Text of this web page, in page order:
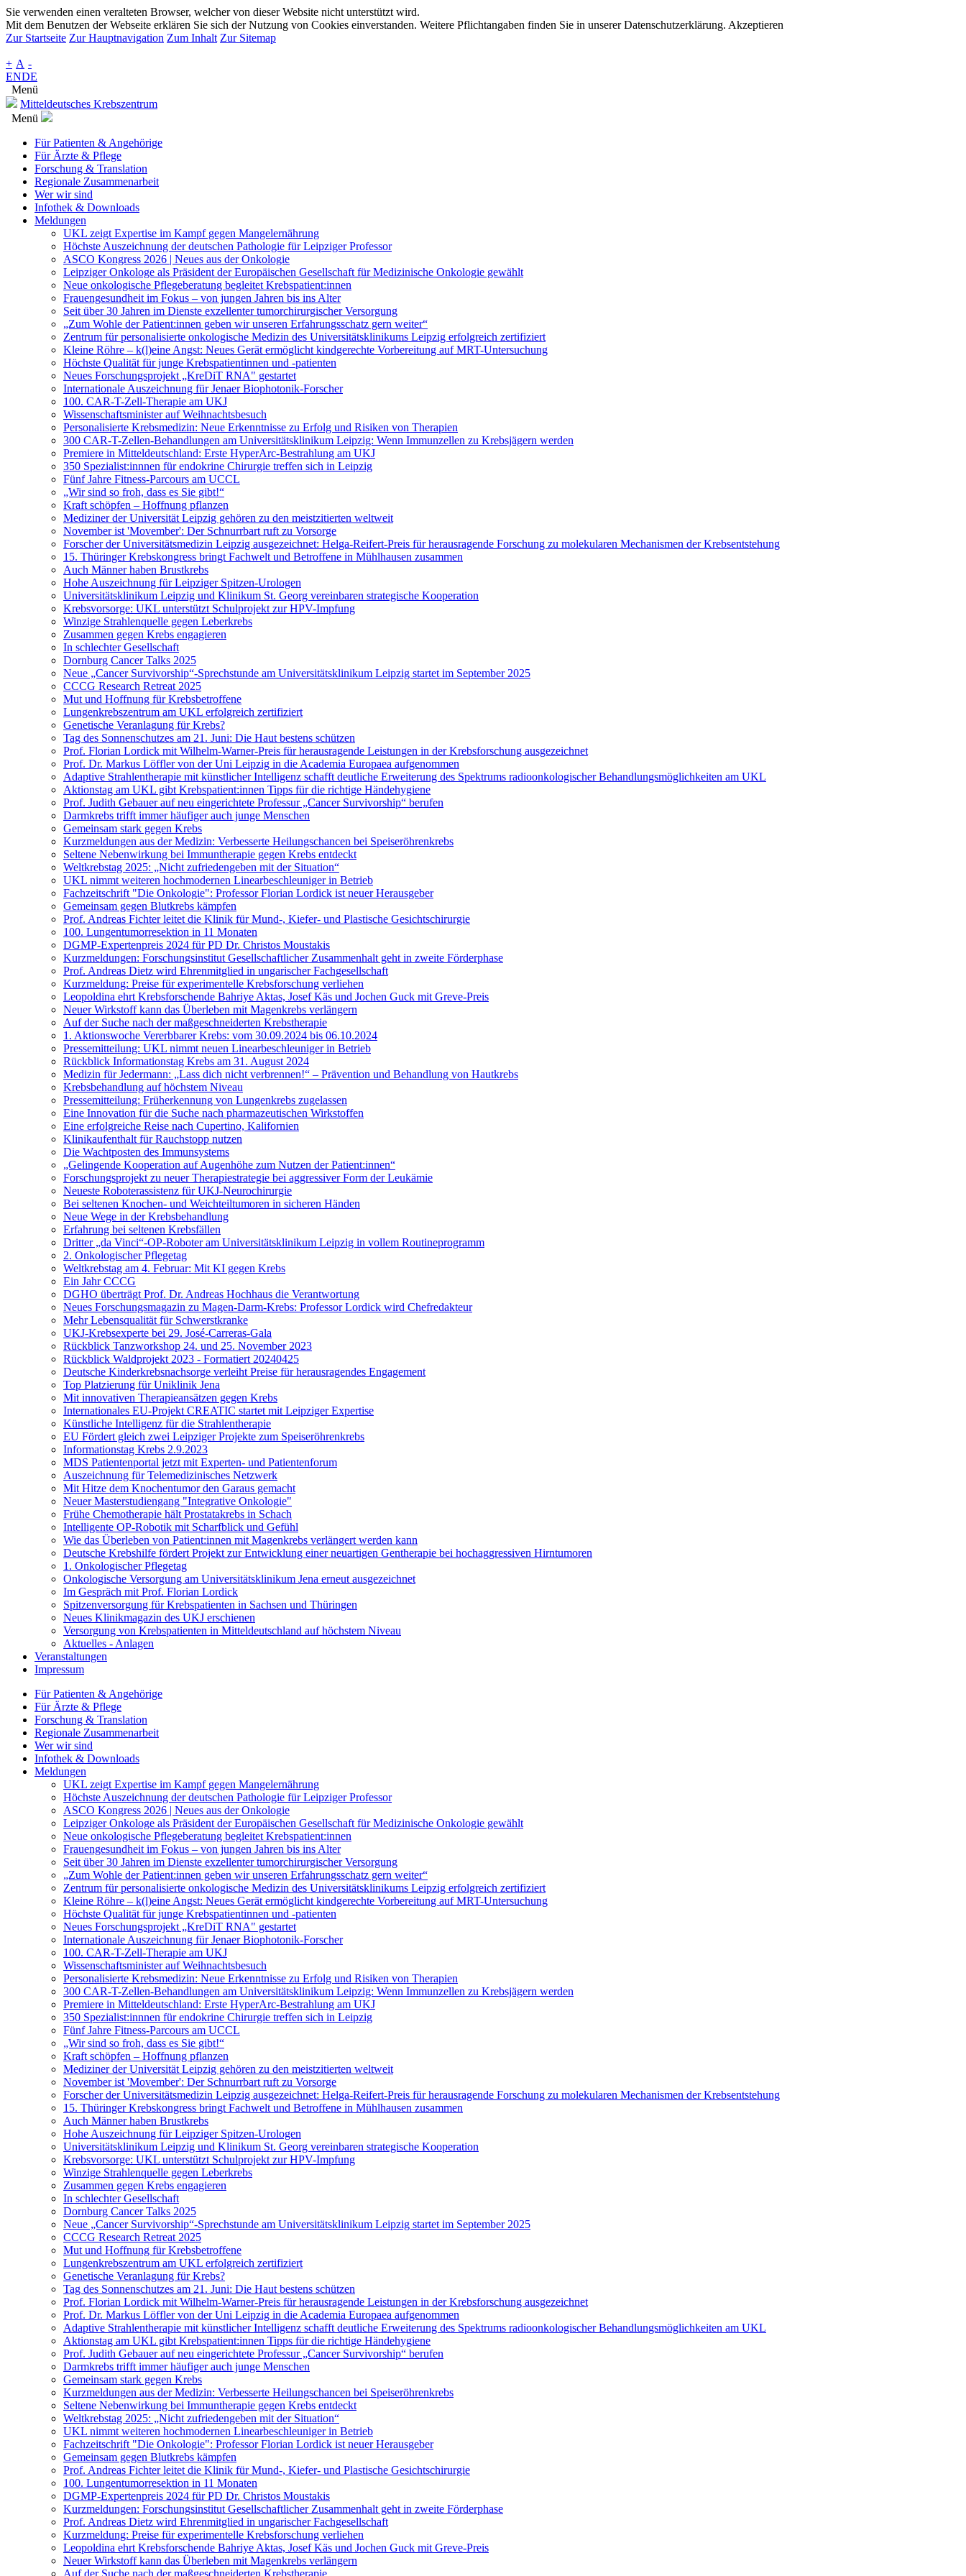
Sie verwenden einen veralteten Browser, welcher von dieser Website nicht unterstützt wird.
Mit dem Benutzen der Webseite erklären Sie sich der Nutzung von Cookies einverstanden. Weitere Pflichtangaben finden Sie in unserer Datenschutzerklärung. Akzeptieren
Zur Startseite Zur Hauptnavigation Zum Inhalt Zur Sitemap
+ A -
ENDE
Menü
Mitteldeutsches Krebszentrum
Menü
Für Patienten & Angehörige
Für Ärzte & Pflege
Forschung & Translation
Regionale Zusammenarbeit
Wer wir sind
Infothek & Downloads
Meldungen
UKL zeigt Expertise im Kampf gegen Mangelernährung
Höchste Auszeichnung der deutschen Pathologie für Leipziger Professor
ASCO Kongress 2026 | Neues aus der Onkologie
Leipziger Onkologe als Präsident der Europäischen Gesellschaft für Medizinische Onkologie gewählt
Neue onkologische Pflegeberatung begleitet Krebspatient:innen
Frauengesundheit im Fokus – von jungen Jahren bis ins Alter
Seit über 30 Jahren im Dienste exzellenter tumorchirurgischer Versorgung
„Zum Wohle der Patient:innen geben wir unseren Erfahrungsschatz gern weiter“
Zentrum für personalisierte onkologische Medizin des Universitätsklinikums Leipzig erfolgreich zertifiziert
Kleine Röhre – k(l)eine Angst: Neues Gerät ermöglicht kindgerechte Vorbereitung auf MRT-Untersuchung
Höchste Qualität für junge Krebspatientinnen und -patienten
Neues Forschungsprojekt „KreDiT RNA" gestartet
Internationale Auszeichnung für Jenaer Biophotonik-Forscher
100. CAR-T-Zell-Therapie am UKJ
Wissenschaftsminister auf Weihnachtsbesuch
Personalisierte Krebsmedizin: Neue Erkenntnisse zu Erfolg und Risiken von Therapien
300 CAR-T-Zellen-Behandlungen am Universitätsklinikum Leipzig: Wenn Immunzellen zu Krebsjägern werden
Premiere in Mitteldeutschland: Erste HyperArc-Bestrahlung am UKJ
350 Spezialist:innnen für endokrine Chirurgie treffen sich in Leipzig
Fünf Jahre Fitness-Parcours am UCCL
„Wir sind so froh, dass es Sie gibt!“
Kraft schöpfen – Hoffnung pflanzen
Mediziner der Universität Leipzig gehören zu den meistzitierten weltweit
November ist 'Movember': Der Schnurrbart ruft zu Vorsorge
Forscher der Universitätsmedizin Leipzig ausgezeichnet: Helga-Reifert-Preis für herausragende Forschung zu molekularen Mechanismen der Krebsentstehung
15. Thüringer Krebskongress bringt Fachwelt und Betroffene in Mühlhausen zusammen
Auch Männer haben Brustkrebs
Hohe Auszeichnung für Leipziger Spitzen-Urologen
Universitätsklinikum Leipzig und Klinikum St. Georg vereinbaren strategische Kooperation
Krebsvorsorge: UKL unterstützt Schulprojekt zur HPV-Impfung
Winzige Strahlenquelle gegen Leberkrebs
Zusammen gegen Krebs engagieren
In schlechter Gesellschaft
Dornburg Cancer Talks 2025
Neue „Cancer Survivorship“-Sprechstunde am Universitätsklinikum Leipzig startet im September 2025
CCCG Research Retreat 2025
Mut und Hoffnung für Krebsbetroffene
Lungenkrebszentrum am UKL erfolgreich zertifiziert
Genetische Veranlagung für Krebs?
Tag des Sonnenschutzes am 21. Juni: Die Haut bestens schützen
Prof. Florian Lordick mit Wilhelm-Warner-Preis für herausragende Leistungen in der Krebsforschung ausgezeichnet
Prof. Dr. Markus Löffler von der Uni Leipzig in die Academia Europaea aufgenommen
Adaptive Strahlentherapie mit künstlicher Intelligenz schafft deutliche Erweiterung des Spektrums radioonkologischer Behandlungsmöglichkeiten am UKL
Aktionstag am UKL gibt Krebspatient:innen Tipps für die richtige Händehygiene
Prof. Judith Gebauer auf neu eingerichtete Professur „Cancer Survivorship“ berufen
Darmkrebs trifft immer häufiger auch junge Menschen
Gemeinsam stark gegen Krebs
Kurzmeldungen aus der Medizin: Verbesserte Heilungschancen bei Speiseröhrenkrebs
Seltene Nebenwirkung bei Immuntherapie gegen Krebs entdeckt
Weltkrebstag 2025: „Nicht zufriedengeben mit der Situation“
UKL nimmt weiteren hochmodernen Linearbeschleuniger in Betrieb
Fachzeitschrift "Die Onkologie": Professor Florian Lordick ist neuer Herausgeber
Gemeinsam gegen Blutkrebs kämpfen
Prof. Andreas Fichter leitet die Klinik für Mund-, Kiefer- und Plastische Gesichtschirurgie
100. Lungentumorresektion in 11 Monaten
DGMP-Expertenpreis 2024 für PD Dr. Christos Moustakis
Kurzmeldungen: Forschungsinstitut Gesellschaftlicher Zusammenhalt geht in zweite Förderphase
Prof. Andreas Dietz wird Ehrenmitglied in ungarischer Fachgesellschaft
Kurzmeldung: Preise für experimentelle Krebsforschung verliehen
Leopoldina ehrt Krebsforschende Bahriye Aktas, Josef Käs und Jochen Guck mit Greve-Preis
Neuer Wirkstoff kann das Überleben mit Magenkrebs verlängern
Auf der Suche nach der maßgeschneiderten Krebstherapie
1. Aktionswoche Vererbbarer Krebs: vom 30.09.2024 bis 06.10.2024
Pressemitteilung: UKL nimmt neuen Linearbeschleuniger in Betrieb
Rückblick Informationstag Krebs am 31. August 2024
Medizin für Jedermann: „Lass dich nicht verbrennen!“ – Prävention und Behandlung von Hautkrebs
Krebsbehandlung auf höchstem Niveau
Pressemitteilung: Früherkennung von Lungenkrebs zugelassen
Eine Innovation für die Suche nach pharmazeutischen Wirkstoffen
Eine erfolgreiche Reise nach Cupertino, Kalifornien
Klinikaufenthalt für Rauchstopp nutzen
Die Wachtposten des Immunsystems
„Gelingende Kooperation auf Augenhöhe zum Nutzen der Patient:innen“
Forschungsprojekt zu neuer Therapiestrategie bei aggressiver Form der Leukämie
Neueste Roboterassistenz für UKJ-Neurochirurgie
Bei seltenen Knochen- und Weichteiltumoren in sicheren Händen
Neue Wege in der Krebsbehandlung
Erfahrung bei seltenen Krebsfällen
Dritter „da Vinci“-OP-Roboter am Universitätsklinikum Leipzig in vollem Routineprogramm
2. Onkologischer Pflegetag
Weltkrebstag am 4. Februar: Mit KI gegen Krebs
Ein Jahr CCCG
DGHO überträgt Prof. Dr. Andreas Hochhaus die Verantwortung
Neues Forschungsmagazin zu Magen-Darm-Krebs: Professor Lordick wird Chefredakteur
Mehr Lebensqualität für Schwerstkranke
UKJ-Krebsexperte bei 29. José-Carreras-Gala
Rückblick Tanzworkshop 24. und 25. November 2023
Rückblick Waldprojekt 2023 - Formatiert 20240425
Deutsche Kinderkrebsnachsorge verleiht Preise für herausragendes Engagement
Top Platzierung für Uniklinik Jena
Mit innovativen Therapieansätzen gegen Krebs
Internationales EU-Projekt CREATIC startet mit Leipziger Expertise
Künstliche Intelligenz für die Strahlentherapie
EU Fördert gleich zwei Leipziger Projekte zum Speiseröhrenkrebs
Informationstag Krebs 2.9.2023
MDS Patientenportal jetzt mit Experten- und Patientenforum
Auszeichnung für Telemedizinisches Netzwerk
Mit Hitze dem Knochentumor den Garaus gemacht
Neuer Masterstudiengang "Integrative Onkologie"
Frühe Chemotherapie hält Prostatakrebs in Schach
Intelligente OP-Robotik mit Scharfblick und Gefühl
Wie das Überleben von Patient:innen mit Magenkrebs verlängert werden kann
Deutsche Krebshilfe fördert Projekt zur Entwicklung einer neuartigen Gentherapie bei hochaggressiven Hirntumoren
1. Onkologischer Pflegetag
Onkologische Versorgung am Universitätsklinikum Jena erneut ausgezeichnet
Im Gespräch mit Prof. Florian Lordick
Spitzenversorgung für Krebspatienten in Sachsen und Thüringen
Neues Klinikmagazin des UKJ erschienen
Versorgung von Krebspatienten in Mitteldeutschland auf höchstem Niveau
Aktuelles - Anlagen
Veranstaltungen
Impressum
Für Patienten & Angehörige
Für Ärzte & Pflege
Forschung & Translation
Regionale Zusammenarbeit
Wer wir sind
Infothek & Downloads
Meldungen
UKL zeigt Expertise im Kampf gegen Mangelernährung
Höchste Auszeichnung der deutschen Pathologie für Leipziger Professor
ASCO Kongress 2026 | Neues aus der Onkologie
Leipziger Onkologe als Präsident der Europäischen Gesellschaft für Medizinische Onkologie gewählt
Neue onkologische Pflegeberatung begleitet Krebspatient:innen
Frauengesundheit im Fokus – von jungen Jahren bis ins Alter
Seit über 30 Jahren im Dienste exzellenter tumorchirurgischer Versorgung
„Zum Wohle der Patient:innen geben wir unseren Erfahrungsschatz gern weiter“
Zentrum für personalisierte onkologische Medizin des Universitätsklinikums Leipzig erfolgreich zertifiziert
Kleine Röhre – k(l)eine Angst: Neues Gerät ermöglicht kindgerechte Vorbereitung auf MRT-Untersuchung
Höchste Qualität für junge Krebspatientinnen und -patienten
Neues Forschungsprojekt „KreDiT RNA" gestartet
Internationale Auszeichnung für Jenaer Biophotonik-Forscher
100. CAR-T-Zell-Therapie am UKJ
Wissenschaftsminister auf Weihnachtsbesuch
Personalisierte Krebsmedizin: Neue Erkenntnisse zu Erfolg und Risiken von Therapien
300 CAR-T-Zellen-Behandlungen am Universitätsklinikum Leipzig: Wenn Immunzellen zu Krebsjägern werden
Premiere in Mitteldeutschland: Erste HyperArc-Bestrahlung am UKJ
350 Spezialist:innnen für endokrine Chirurgie treffen sich in Leipzig
Fünf Jahre Fitness-Parcours am UCCL
„Wir sind so froh, dass es Sie gibt!“
Kraft schöpfen – Hoffnung pflanzen
Mediziner der Universität Leipzig gehören zu den meistzitierten weltweit
November ist 'Movember': Der Schnurrbart ruft zu Vorsorge
Forscher der Universitätsmedizin Leipzig ausgezeichnet: Helga-Reifert-Preis für herausragende Forschung zu molekularen Mechanismen der Krebsentstehung
15. Thüringer Krebskongress bringt Fachwelt und Betroffene in Mühlhausen zusammen
Auch Männer haben Brustkrebs
Hohe Auszeichnung für Leipziger Spitzen-Urologen
Universitätsklinikum Leipzig und Klinikum St. Georg vereinbaren strategische Kooperation
Krebsvorsorge: UKL unterstützt Schulprojekt zur HPV-Impfung
Winzige Strahlenquelle gegen Leberkrebs
Zusammen gegen Krebs engagieren
In schlechter Gesellschaft
Dornburg Cancer Talks 2025
Neue „Cancer Survivorship“-Sprechstunde am Universitätsklinikum Leipzig startet im September 2025
CCCG Research Retreat 2025
Mut und Hoffnung für Krebsbetroffene
Lungenkrebszentrum am UKL erfolgreich zertifiziert
Genetische Veranlagung für Krebs?
Tag des Sonnenschutzes am 21. Juni: Die Haut bestens schützen
Prof. Florian Lordick mit Wilhelm-Warner-Preis für herausragende Leistungen in der Krebsforschung ausgezeichnet
Prof. Dr. Markus Löffler von der Uni Leipzig in die Academia Europaea aufgenommen
Adaptive Strahlentherapie mit künstlicher Intelligenz schafft deutliche Erweiterung des Spektrums radioonkologischer Behandlungsmöglichkeiten am UKL
Aktionstag am UKL gibt Krebspatient:innen Tipps für die richtige Händehygiene
Prof. Judith Gebauer auf neu eingerichtete Professur „Cancer Survivorship“ berufen
Darmkrebs trifft immer häufiger auch junge Menschen
Gemeinsam stark gegen Krebs
Kurzmeldungen aus der Medizin: Verbesserte Heilungschancen bei Speiseröhrenkrebs
Seltene Nebenwirkung bei Immuntherapie gegen Krebs entdeckt
Weltkrebstag 2025: „Nicht zufriedengeben mit der Situation“
UKL nimmt weiteren hochmodernen Linearbeschleuniger in Betrieb
Fachzeitschrift "Die Onkologie": Professor Florian Lordick ist neuer Herausgeber
Gemeinsam gegen Blutkrebs kämpfen
Prof. Andreas Fichter leitet die Klinik für Mund-, Kiefer- und Plastische Gesichtschirurgie
100. Lungentumorresektion in 11 Monaten
DGMP-Expertenpreis 2024 für PD Dr. Christos Moustakis
Kurzmeldungen: Forschungsinstitut Gesellschaftlicher Zusammenhalt geht in zweite Förderphase
Prof. Andreas Dietz wird Ehrenmitglied in ungarischer Fachgesellschaft
Kurzmeldung: Preise für experimentelle Krebsforschung verliehen
Leopoldina ehrt Krebsforschende Bahriye Aktas, Josef Käs und Jochen Guck mit Greve-Preis
Neuer Wirkstoff kann das Überleben mit Magenkrebs verlängern
Auf der Suche nach der maßgeschneiderten Krebstherapie